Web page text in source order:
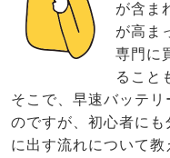
が含ま
が高ま
専門に
ること
そこで、早速バッテ
のですが、初心者に
に出す流れについて教